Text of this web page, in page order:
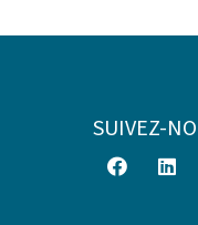
SUIVEZ-